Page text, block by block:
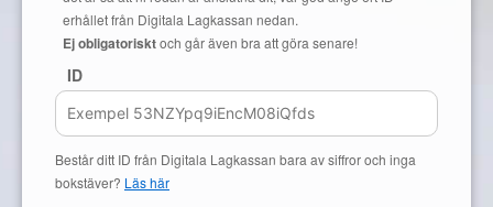
erhållet från Digitala Lagkassan nedan.
Ej obligatorisktoch går även bra att göra senare!
ID
Består ditt ID från Digitala Lagkassan bara av siffror och inga
bokstäver? Läs här